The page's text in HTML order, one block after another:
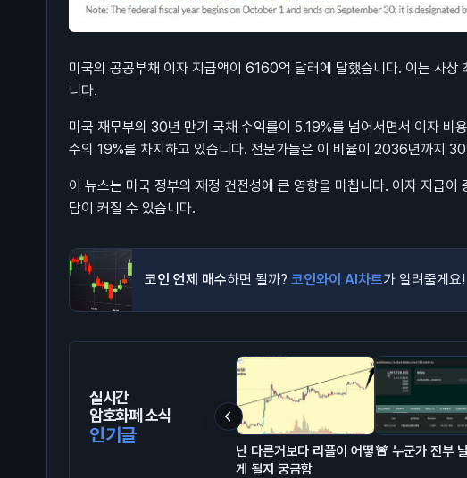
미국의 공공부채 이자 지급액이 6160억 달러에 달했습니다. 이는 사
니다.
미국 재무부의 30년 만기 국채 수익률이 5.19%를 넘어서면서 이자 비
수의 19%를 차지하고 있습니다. 전문가들은 이 비율이 2036년까지
이 뉴스는 미국 정부의 재정 건전성에 큰 영향을 미칩니다. 이자 지급
담이 커질 수 있습니다.
코인 언제 매수하면 될까? 코인와이 AI차트가 알려줄게요!
실시간
암호화폐 소식
인기글
난 다른거보다 리플이 어떻
게 될지 궁금함
🚨 누군가 전부